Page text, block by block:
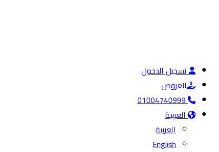
تسجيل الدخول
العروض
01004740999
العربية
العربية
English